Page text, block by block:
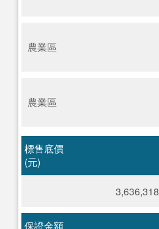
農業區
農業區
標售底價
(元)
3,636,318
保證金額